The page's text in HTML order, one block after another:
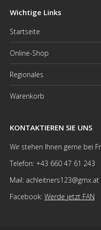
Wichtige Links
Startseite
Online-Shop
Regionales
Warenkorb
KONTAKTIEREN SIE UNS
Wir stehen Ihnen gerne bei
Telefon: +43 660 47 61 243
Mail: achleitners123@gmx.at
Facebook: Werde jetzt FAN